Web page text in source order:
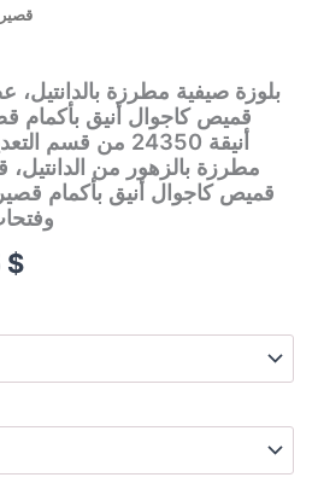
بلوزة صيفية مطرزة
أنيقة 24350 من
مطرزة بالزهور من
$Price
through
38,95 $